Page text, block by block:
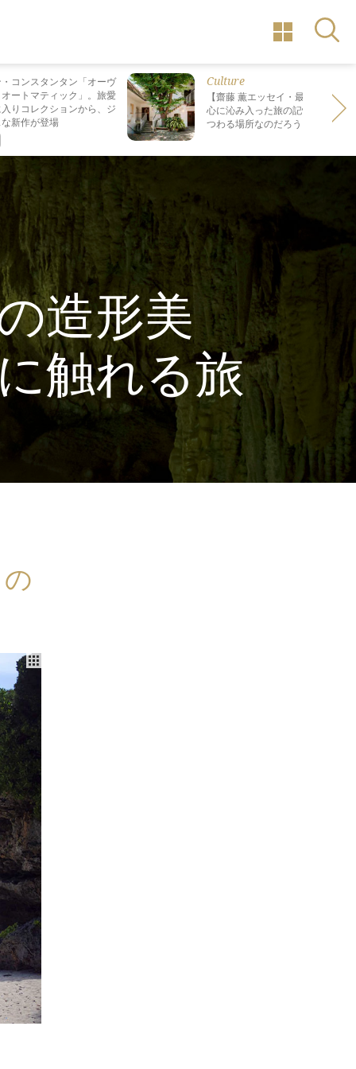
コンスタンタン「オーヴ
ートマティック」。旅愛
りコレクションから、ジ
新作が登場
Culture
【齋藤 薫エッセイ・最終回】 最
心に沁み入った旅の記憶は なぜ“死
つわる場所なのだろう？
造形美
触れる旅